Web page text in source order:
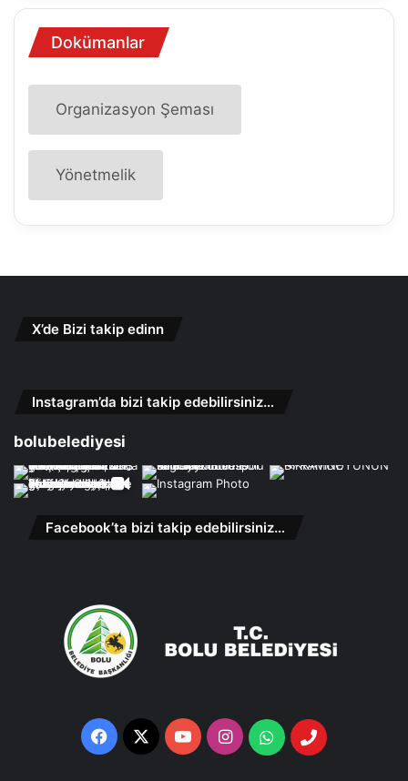
Dokümanlar
Organizasyon Şeması
Yönetmelik
X’de Bizi takip edinn
Instagram’da bizi takip edebilirsiniz…
bolubelediyesi
Facebook’ta bizi takip edebilirsiniz…
Facebook
X YouTubeInstagramWhatsappTelefon